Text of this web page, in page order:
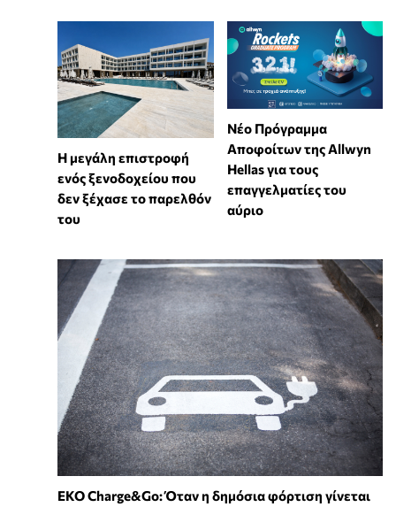
Η μεγάλη επιστροφή
ενός ξενοδοχείου που
δεν ξέχασε το παρελθόν
του
Νέο Πρόγραμμα
Αποφοίτων της Allwyn
Hellas για τους
επαγγελματίες του
αύριο
EKO Charge&Go: Όταν η δημόσια φόρτιση γίνεται